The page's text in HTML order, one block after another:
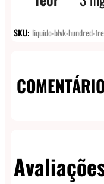
SKU: liquido-blvk-hundred-